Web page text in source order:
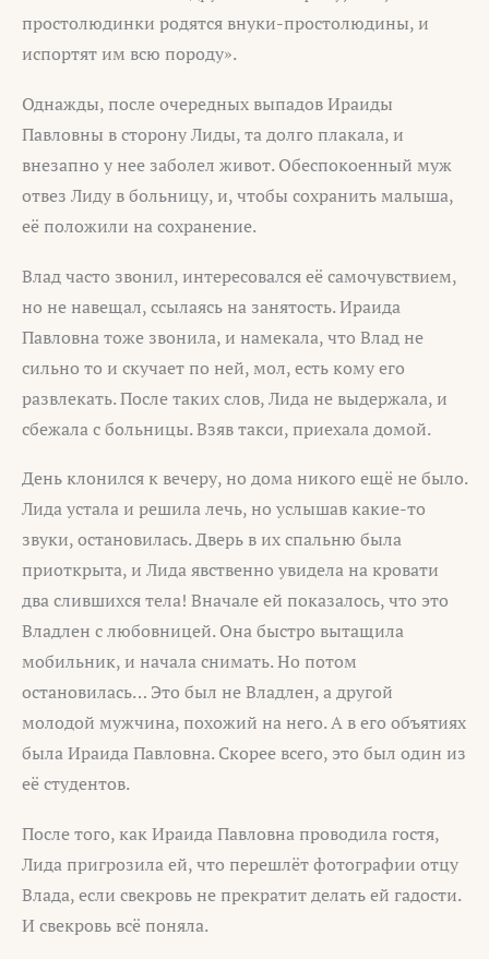
простолюдинки родятся внуки-простолюдины, и
испортят им всю породу».
Однажды, после очередных выпадов Ираиды
Павловны в сторону Лиды, та долго плакала, и
внезапно у нее заболел живот. Обеспокоенный муж
отвез Лиду в больницу, и, чтобы сохранить малыша,
её положили на сохранение.
Влад часто звонил, интересовался её самочувствием,
но не навещал, ссылаясь на занятость. Ираида
Павловна тоже звонила, и намекала, что Влад не
сильно то и скучает по ней, мол, есть кому его
развлекать. После таких слов, Лида не выдержала, и
сбежала с больницы. Взяв такси, приехала домой.
День клонился к вечеру, но дома никого ещё не было.
Лида устала и решила лечь, но услышав какие-то
звуки, остановилась. Дверь в их спальню была
приоткрыта, и Лида явственно увидела на кровати
два слившихся тела! Вначале ей показалось, что это
Владлен с любовницей. Она быстро вытащила
мобильник, и начала снимать. Но потом
остановилась… Это был не Владлен, а другой
молодой мужчина, похожий на него. А в его объятиях
была Ираида Павловна. Скорее всего, это был один из
её студентов.
После того, как Ираида Павловна проводила гостя,
Лида пригрозила ей, что перешлёт фотографии отцу
Влада, если свекровь не прекратит делать ей гадости.
И свекровь всё поняла.